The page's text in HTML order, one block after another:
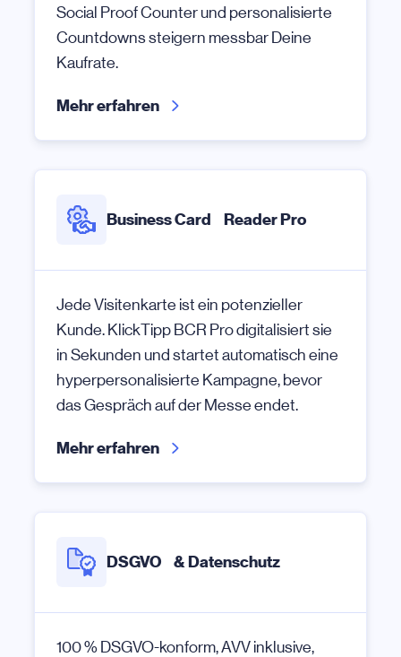
Social Proof Counter und personalisierte
Countdowns steigern messbar Deine
Kaufrate.
Mehr erfahren
Business Card Reader Pro
Jede Visitenkarte ist ein potenzieller
Kunde. KlickTipp BCR Pro digitalisiert sie
in Sekunden und startet automatisch eine
hyperpersonalisierte Kampagne, bevor
das Gespräch auf der Messe endet.
Mehr erfahren
DSGVO & Datenschutz
100 % DSGVO-konform, AVV inklusive,